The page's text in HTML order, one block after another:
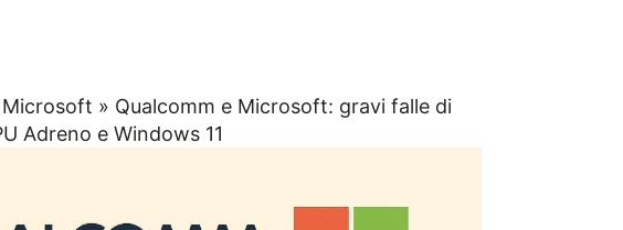
Microsoft » Qualcomm e Microsoft: gravi falle di
Adreno e Windows 11